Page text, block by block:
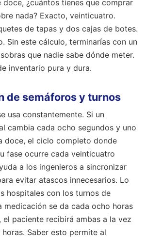
doce, ¿cuántos tienes que comprar
nada? Exacto, veinticuatro.
de tapas y dos cajas de botes.
Sin este cálculo, terminarías con un
que nadie sabe dónde meter.
inventario pura y dura.
de semáforos y turnos
usa constantemente. Si un
cambia cada ocho segundos y uno
doce, el ciclo completo donde
fase ocurre cada veinticuatro
a los ingenieros a sincronizar
evitar atascos innecesarios. Lo
hospitales con los turnos de
medicación se da cada ocho horas
paciente recibirá ambas a la vez
Saber esto permite al